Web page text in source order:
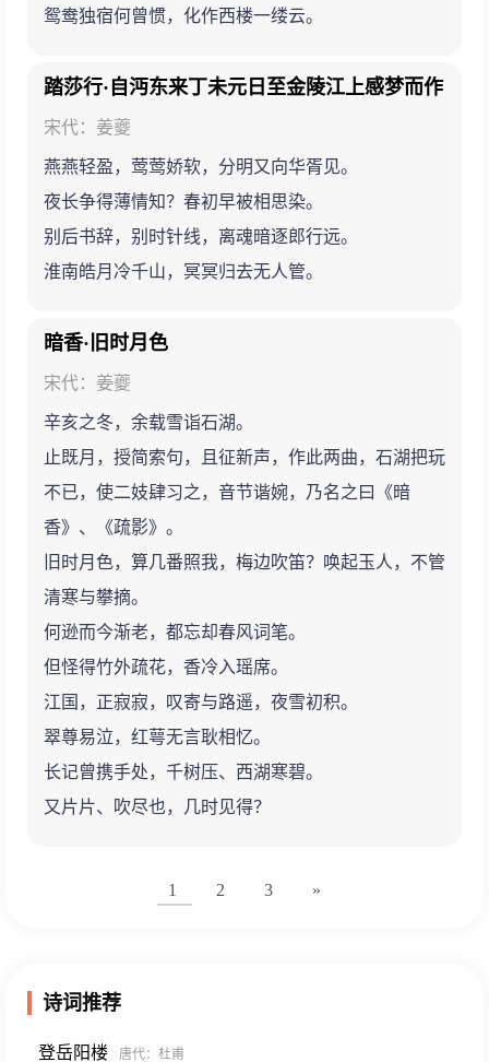
鸳鸯独宿何曾惯，化作西楼一缕云。
踏莎行·自沔东来丁未元日至金陵江上感梦而作
宋代：姜夔
燕燕轻盈，莺莺娇软，分明又向华胥见。
夜长争得薄情知？春初早被相思染。
别后书辞，别时针线，离魂暗逐郎行远。
淮南皓月冷千山，冥冥归去无人管。
暗香·旧时月色
宋代：姜夔
辛亥之冬，余载雪诣石湖。
止既月，授简索句，且征新声，作此两曲，石湖把玩
不已，使二妓肆习之，音节谐婉，乃名之曰《暗
香》、《疏影》。
旧时月色，算几番照我，梅边吹笛？唤起玉人，不管
清寒与攀摘。
何逊而今渐老，都忘却春风词笔。
但怪得竹外疏花，香冷入瑶席。
江国，正寂寂，叹寄与路遥，夜雪初积。
翠尊易泣，红萼无言耿相忆。
长记曾携手处，千树压、西湖寒碧。
又片片、吹尽也，几时见得？
1 2 3 »
诗词推荐
登岳阳楼 唐代：杜甫